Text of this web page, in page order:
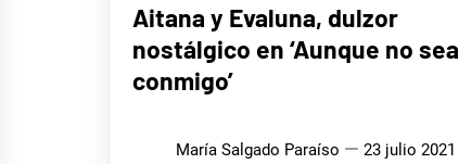
Aitana y Evaluna, dulzor
nostálgico en ‘Aunque no sea
conmigo’
María Salgado Paraíso 23 julio 2021